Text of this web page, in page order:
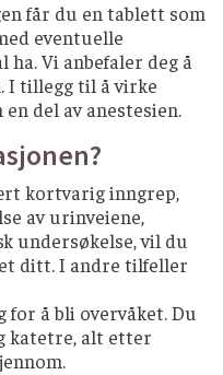
får du en tablett som
eventuelle
Vi anbefaler deg å
I tillegg til å virke
del av anestesien.
kortvarig inngrep,
av urinveiene,
undersøkelse, vil du
ditt. I andre tilfeller
å bli overvåket. Du
katetre, alt etter